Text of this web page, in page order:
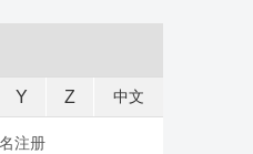
Y Z 中文
注册